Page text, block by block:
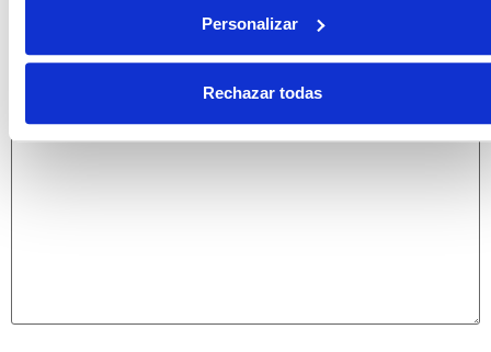
Personalizar
Rechazar todas
Tu dirección de correo electrónico no será publicada.
Los campos obligatorios están marcados con